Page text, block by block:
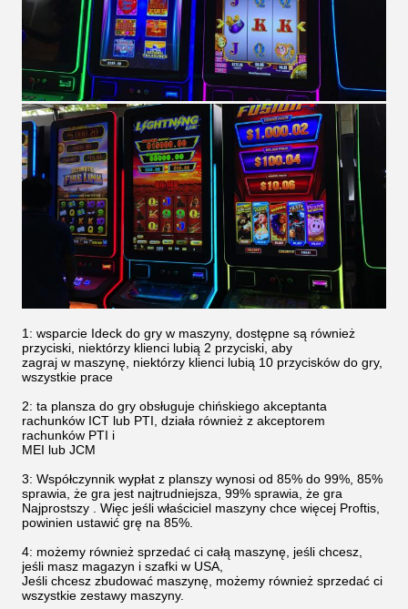
1: wsparcie Ideck do gry w maszyny, dostępne są również
przyciski, niektórzy klienci lubią 2 przyciski, aby
zagraj w maszynę, niektórzy klienci lubią 10 przycisków do gry,
wszystkie prace
2: ta plansza do gry obsługuje chińskiego akceptanta
rachunków ICT lub PTI, działa również z akceptorem
rachunków PTI i
MEI lub JCM
3: Współczynnik wypłat z planszy wynosi od 85% do 99%, 85%
sprawia, że ​​gra jest najtrudniejsza, 99% sprawia, że ​​gra
Najprostszy . Więc jeśli właściciel maszyny chce więcej Proftis,
powinien ustawić grę na 85%.
4: możemy również sprzedać ci całą maszynę, jeśli chcesz,
jeśli masz magazyn i szafki w USA,
Jeśli chcesz zbudować maszynę, możemy również sprzedać ci
wszystkie zestawy maszyny.